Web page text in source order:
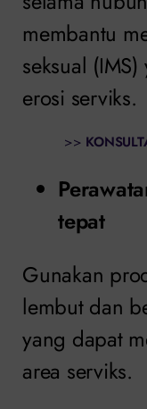
membantu
seksual
erosi serviks.
>>
tepat
Gunakan
lembut dan
yang dapat
area serviks.